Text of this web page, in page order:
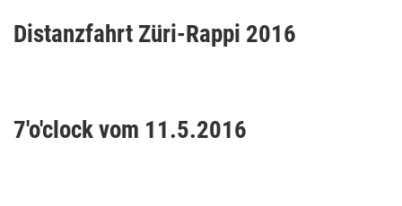
Distanzfahrt Züri-Rappi 2016
7'o'clock vom 11.5.2016